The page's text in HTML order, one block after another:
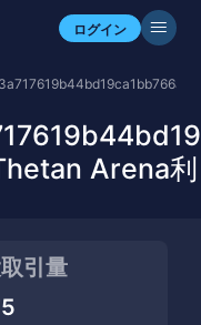
ログイン
自分のアセットを確認
Arena利
引量